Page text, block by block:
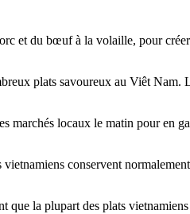
et du bœuf à la volaille, pour
plats savoureux au Viêt Nam.
marchés locaux le matin pour en
conservent
que la plupart des plats